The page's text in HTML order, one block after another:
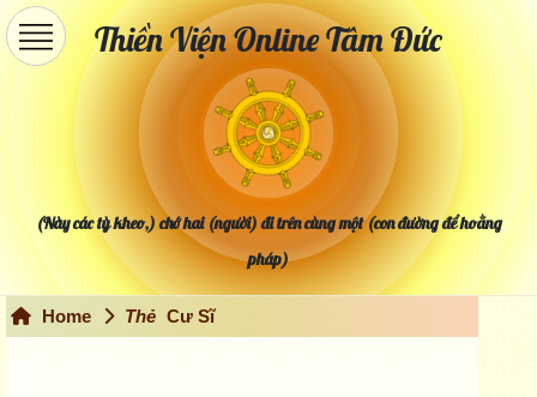
Thiền Viện Online Tâm Đức
(Này các tỳ kheo,) chớ hai (người) đi trên cùng một (con đường để hoằng
pháp)
Home Thẻ Cư Sĩ